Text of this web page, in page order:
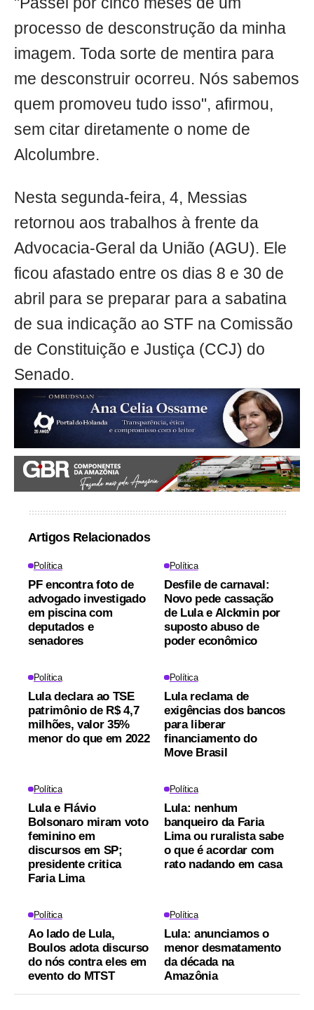
processo de desconstrução da minha
imagem. Toda sorte de mentira para
me desconstruir ocorreu. Nós sabemos
quem promoveu tudo isso", afirmou,
sem citar diretamente o nome de
Alcolumbre.
Nesta segunda-feira, 4, Messias
retornou aos trabalhos à frente da
Advocacia-Geral da União (AGU). Ele
ficou afastado entre os dias 8 e 30 de
abril para se preparar para a sabatina
de sua indicação ao STF na Comissão
de Constituição e Justiça (CCJ) do
Senado.
Artigos Relacionados
Política
PF encontra foto de
advogado investigado
em piscina com
deputados e
senadores
Política
Desfile de carnaval:
Novo pede cassação
de Lula e Alckmin por
suposto abuso de
poder econômico
Política
Lula declara ao TSE
patrimônio de R$ 4,7
milhões, valor 35%
menor do que em 2022
Política
Lula reclama de
exigências dos bancos
para liberar
financiamento do
Move Brasil
Política
Lula e Flávio
Bolsonaro miram voto
feminino em
discursos em SP;
presidente critica
Faria Lima
Política
Lula: nenhum
banqueiro da Faria
Lima ou ruralista sabe
o que é acordar com
rato nadando em casa
Política
Ao lado de Lula,
Boulos adota discurso
do nós contra eles em
evento do MTST
Política
Lula: anunciamos o
menor desmatamento
da década na
Amazônia